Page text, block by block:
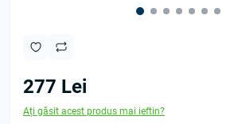
277 Lei
Ați găsit acest produs mai ieftin?